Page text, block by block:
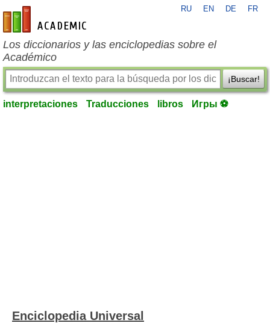
es-academic.com
RU EN DE FR
Los diccionarios y las enciclopedias sobre el
Académico
¡Buscar!
interpretaciones Traducciones libros Игры ⚽
Enciclopedia Universal